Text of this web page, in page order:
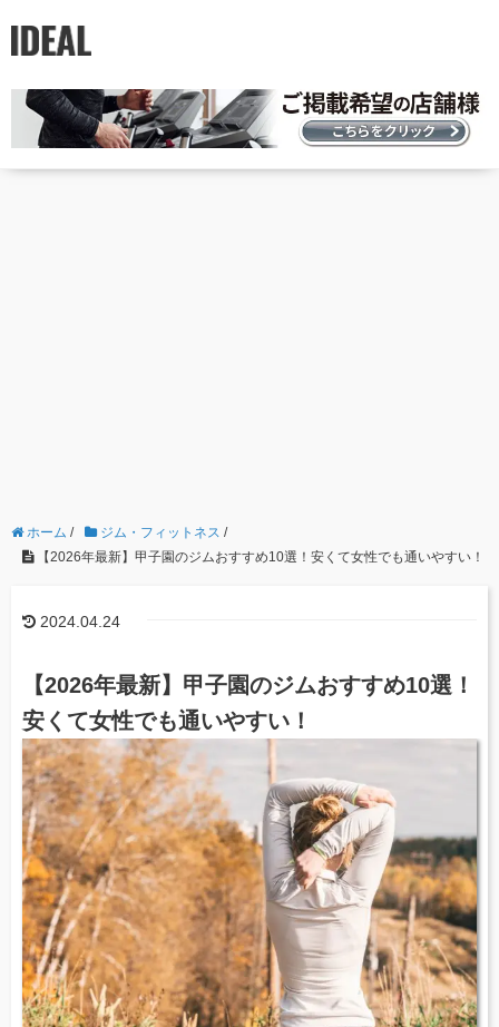
ホーム / ジム・フィットネス /
【2026年最新】甲子園のジムおすすめ10選！安くて女性でも通いやすい！
2024.04.24
【2026年最新】甲子園のジムおすすめ10選！
安くて女性でも通いやすい！